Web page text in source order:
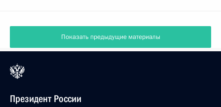
Показать предыдущие материалы
Президент России